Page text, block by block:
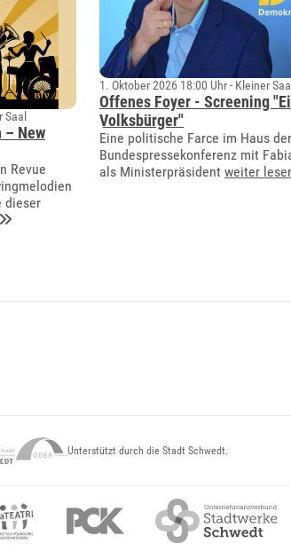
– New
Revue
dieser
1. Oktober 2026 18:00 Uhr - Kleiner Saal
Offenes Foyer - Screening
Volksbürger"
Eine politische Farce im Haus der
Bundespressekonferenz mit
als Ministerpräsident weiter
Unterstützt durch die Stadt Schwedt.